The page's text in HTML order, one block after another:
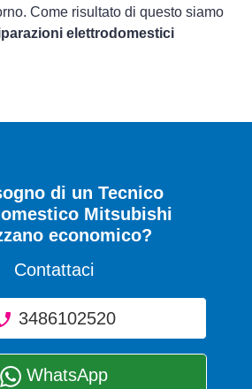
Come risultato di questo siamo
elettrodomestici
di un Tecnico
Mitsubishi
economico?
Contattaci
3486102520
WhatsApp